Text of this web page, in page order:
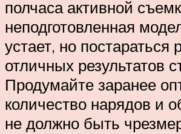
полчаса активной
неподготовленная
устает, но постараться
отличных результатов
Продумайте заранее
количество нарядов и
не должно быть